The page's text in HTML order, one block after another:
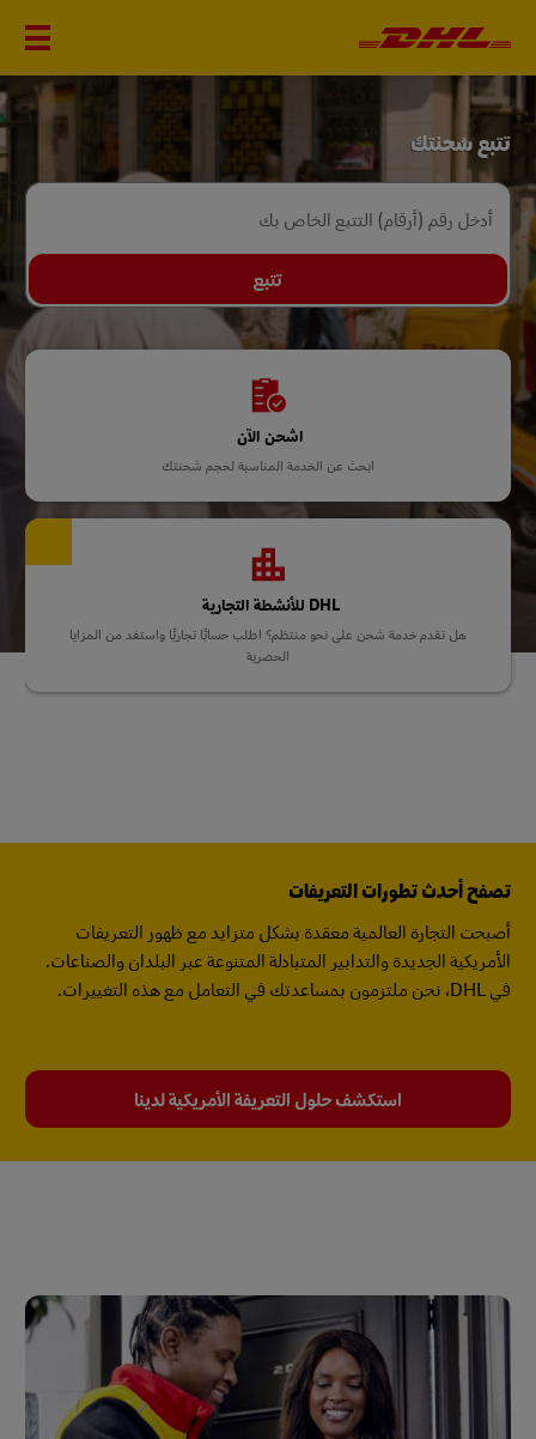
DHL
Home
تتبع شحنتك
أدخل رقم (أرقام) التتبع الخاص بك
تتبع
اشحن الآن
ابحث عن الخدمة المناسبة لحجم شحنتك
DHL للأنشطة التجارية
هل تقدم خدمة شحن على نحو منتظم؟ اطلب حسابًا تجاريًا واستفد من المزايا
الحصرية
تصفح أحدث تطورات التعريفات
أصبحت التجارة العالمية معقدة بشكل متزايد مع ظهور التعريفات
الأمريكية الجديدة والتدابير المتبادلة المتنوعة عبر البلدان والصناعات.
في DHL، نحن ملتزمون بمساعدتك في التعامل مع هذه التغييرات.
استكشف حلول التعريفة الأمريكية لدينا